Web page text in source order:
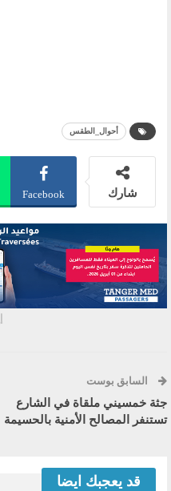
أحوال_الطقس
شارك Facebook
السابق بوست
جثة خمسيني ملقاة في الشارع
تستنفر المصالح الأمنية بالحسيمة
قد يعجبك ايضا